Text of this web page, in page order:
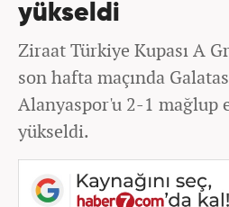
yükseldi
Ziraat Türkiye Kupası A
son hafta maçında
Alanyaspor'u 2-1 mağlup
yükseldi.